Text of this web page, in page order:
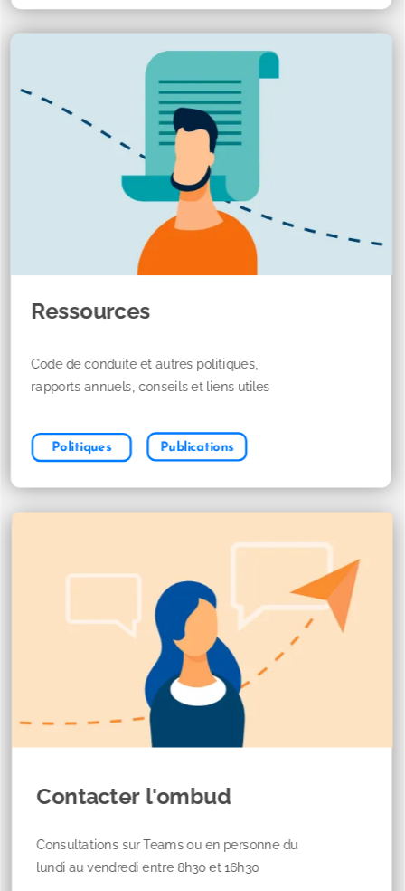
Politiques
Ressources
Code de conduite et autres politiques,
rapports annuels, conseils et liens utiles
Publications
Contacter l'ombud
Consultations sur Teams ou en personne du
lundi au vendredi entre 8h30 et 16h30